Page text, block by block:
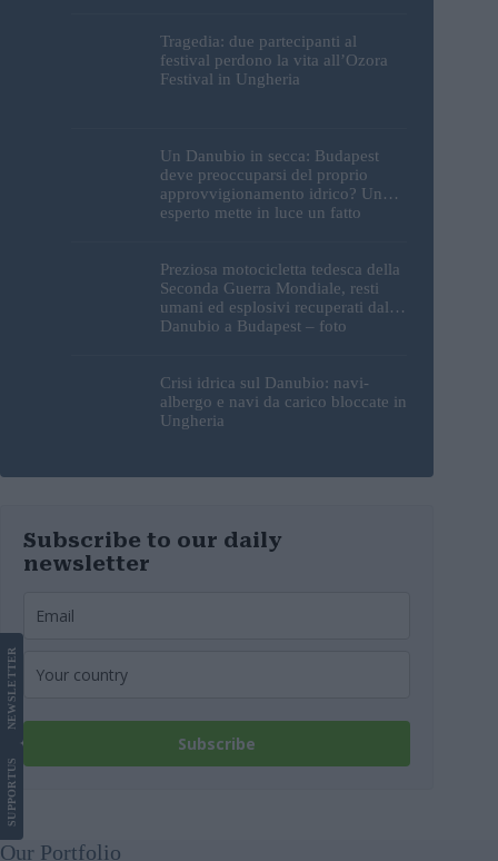
Tragedia: due partecipanti al
festival perdono la vita all’Ozora
Festival in Ungheria
Un Danubio in secca: Budapest
deve preoccuparsi del proprio
approvvigionamento idrico? Un
esperto mette in luce un fatto
Preziosa motocicletta tedesca della
Seconda Guerra Mondiale, resti
umani ed esplosivi recuperati dal
Danubio a Budapest – foto
Crisi idrica sul Danubio: navi-
albergo e navi da carico bloccate in
Ungheria
Subscribe to our daily
newsletter
Subscribe
SUPPORT
US
NEWS
LETTER
Our Portfolio